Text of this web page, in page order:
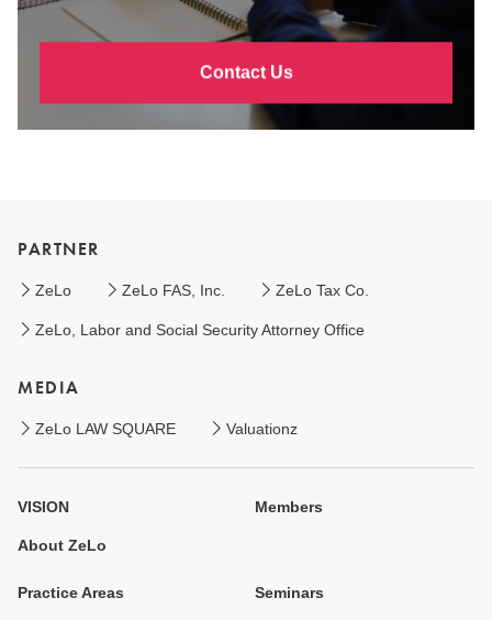
Contact Us
PARTNER
ZeLo ZeLo FAS, Inc. ZeLo Tax Co.
ZeLo, Labor and Social Security Attorney Office
MEDIA
ZeLo LAW SQUARE Valuationz
VISION
About ZeLo
Members
Practice Areas Seminars